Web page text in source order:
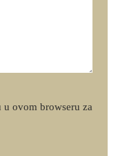
u ovom browseru za